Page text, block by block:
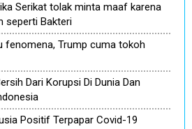
Serikat tolak minta maaf karena
seperti Bakteri
fenomena, Trump cuma tokoh
Dari Korupsi Di Dunia Dan
Positif Terpapar Covid-19